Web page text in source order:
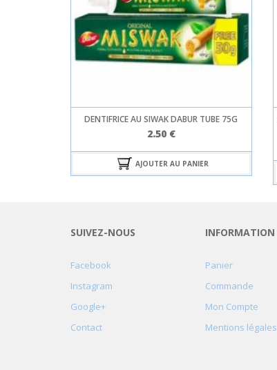
DENTIFRICE AU SIWAK DABUR TUBE 75G
2.50 €
AJOUTER AU PANIER
SUIVEZ-NOUS
Facebook
Instagram
Google+
Contact
INFORMATION
Panier
Commande
Mon Compte
Mentions légales